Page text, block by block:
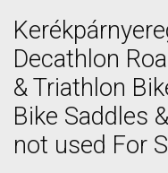
Decathlon
& Triathlon
Bike Saddles
not used For